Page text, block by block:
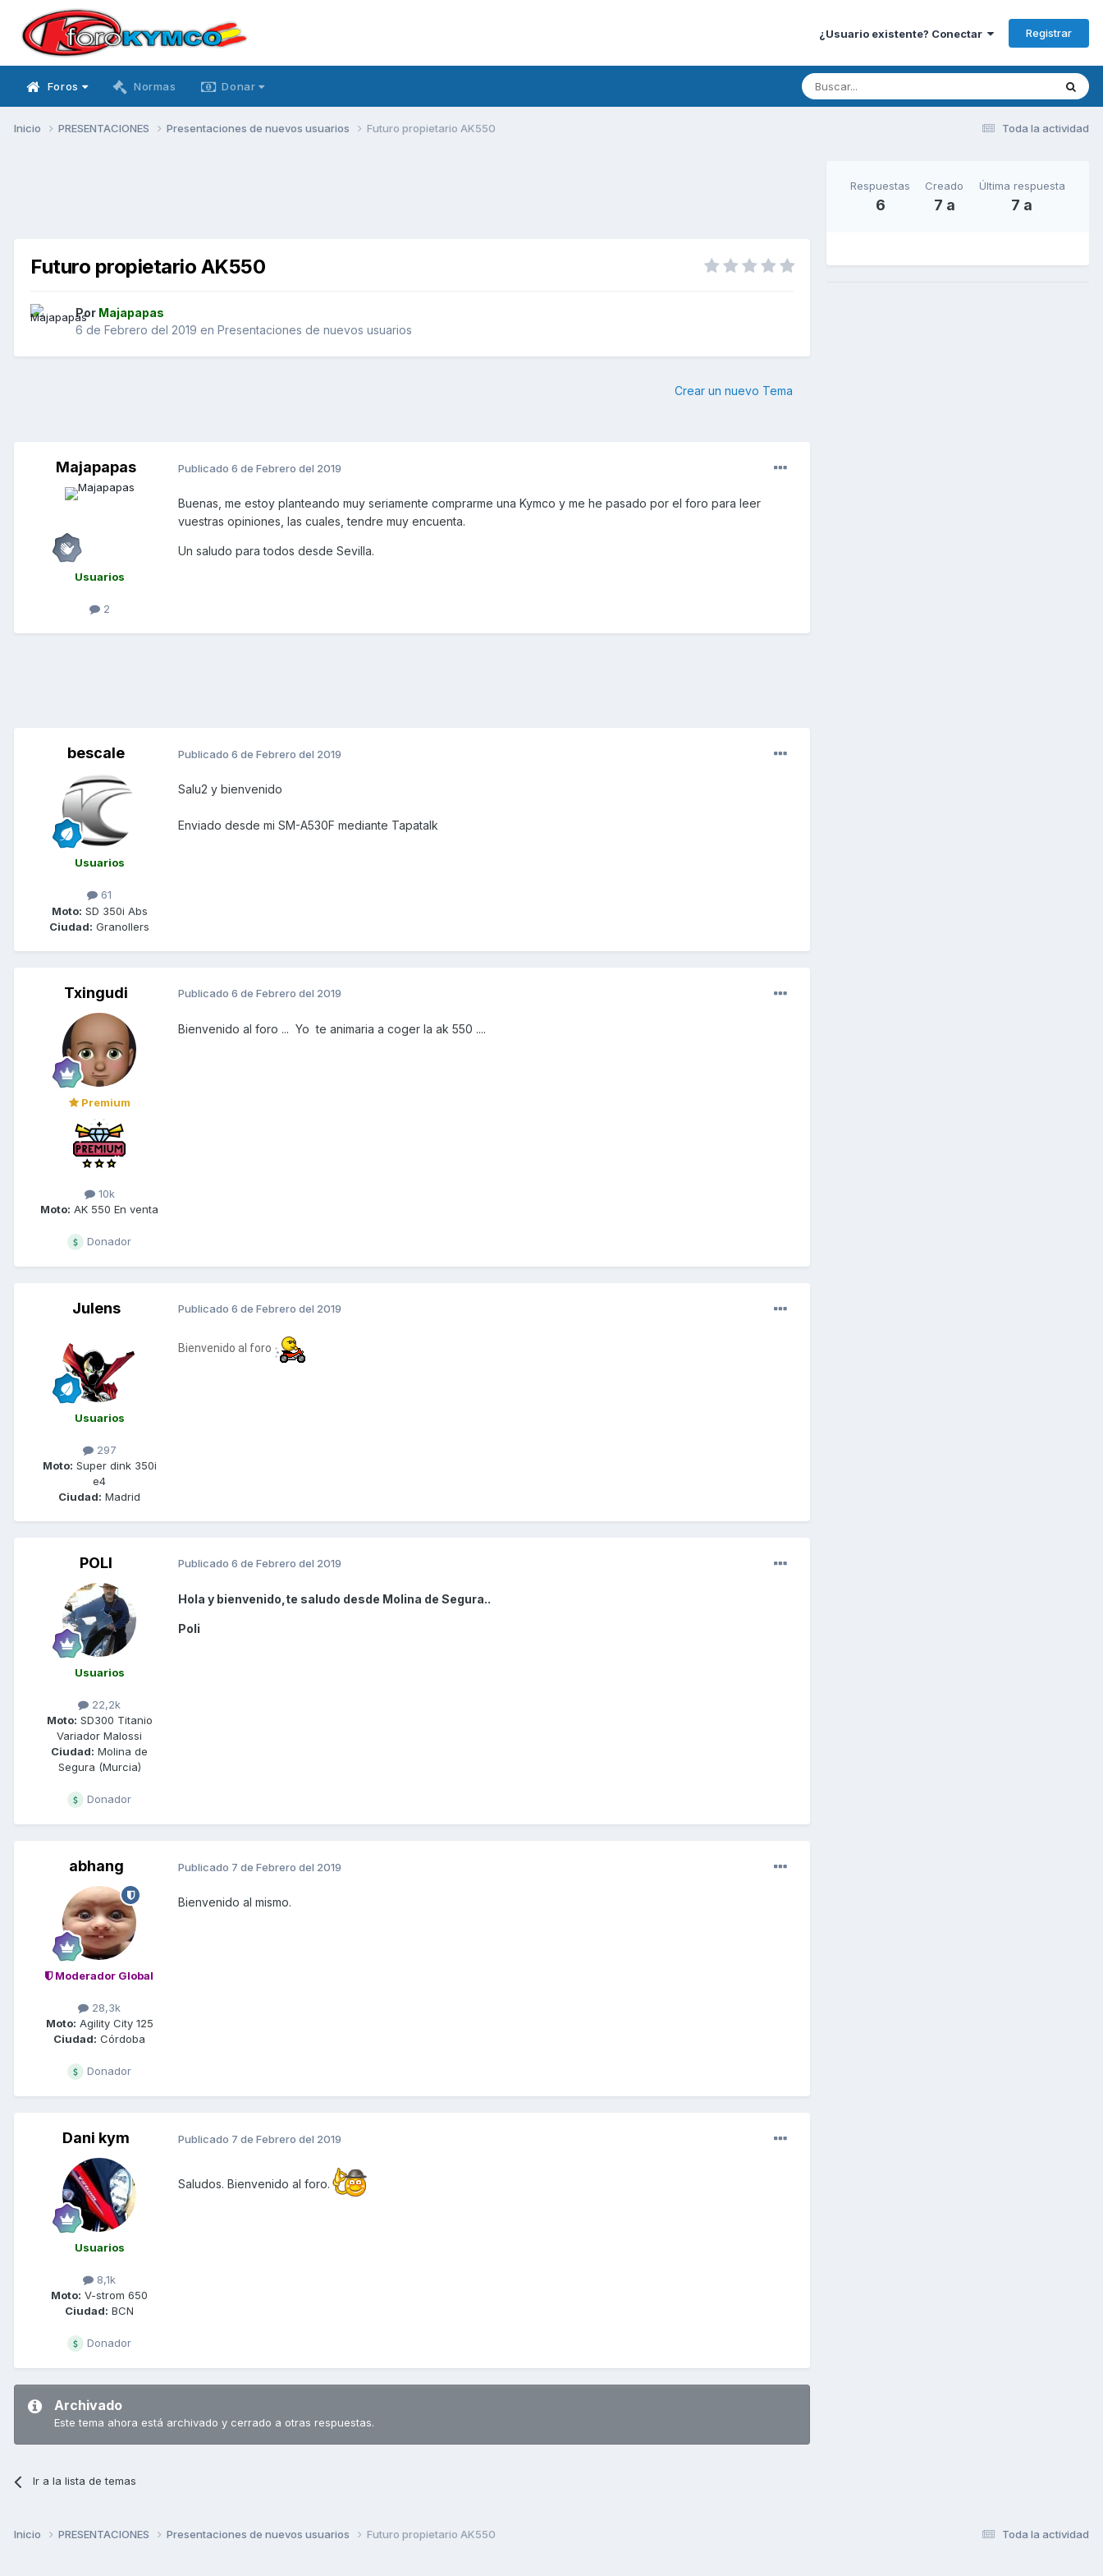
¿Usuario existente? Conectar Registrar
Foros Normas Donar
Toda la actividad
Inicio PRESENTACIONES Presentaciones de nuevos usuarios Futuro propietario AK550
Futuro propietario AK550
Por Majapapas
6 de Febrero del 2019 en Presentaciones de nuevos usuarios
Crear un nuevo Tema
Majapapas
Usuarios
2
Publicado 6 de Febrero del 2019
Buenas, me estoy planteando muy seriamente comprarme una Kymco y me he pasado por el foro para leer
vuestras opiniones, las cuales, tendre muy encuenta.
Un saludo para todos desde Sevilla.
bescale
Usuarios
61
Moto: SD 350i Abs
Ciudad: Granollers
Publicado 6 de Febrero del 2019
Salu2 y bienvenido
Enviado desde mi SM-A530F mediante Tapatalk
Txingudi
Premium
10k
Moto: AK 550 En venta
Donador
Publicado 6 de Febrero del 2019
Bienvenido al foro ... Yo te animaria a coger la ak 550 ....
Julens
Usuarios
297
Moto: Super dink 350i
e4
Ciudad: Madrid
Publicado 6 de Febrero del 2019
Bienvenido al foro
POLI
Usuarios
22,2k
Moto: SD300 Titanio
Variador Malossi
Ciudad: Molina de
Segura (Murcia)
Donador
Publicado 6 de Febrero del 2019
Hola y bienvenido,te saludo desde Molina de Segura..
Poli
abhang
Moderador Global
28,3k
Moto: Agility City 125
Ciudad: Córdoba
Donador
Publicado 7 de Febrero del 2019
Bienvenido al mismo.
Dani kym
Usuarios
8,1k
Moto: V-strom 650
Ciudad: BCN
Donador
Publicado 7 de Febrero del 2019
Saludos. Bienvenido al foro.
Archivado
Este tema ahora está archivado y cerrado a otras respuestas.
Ir a la lista de temas
Respuestas
6
Creado
7 a
Última respuesta
7 a
Toda la actividad
Inicio PRESENTACIONES Presentaciones de nuevos usuarios Futuro propietario AK550